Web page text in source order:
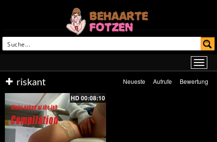
riskant Neueste Aufrufe Bewertung
HD00:08:10